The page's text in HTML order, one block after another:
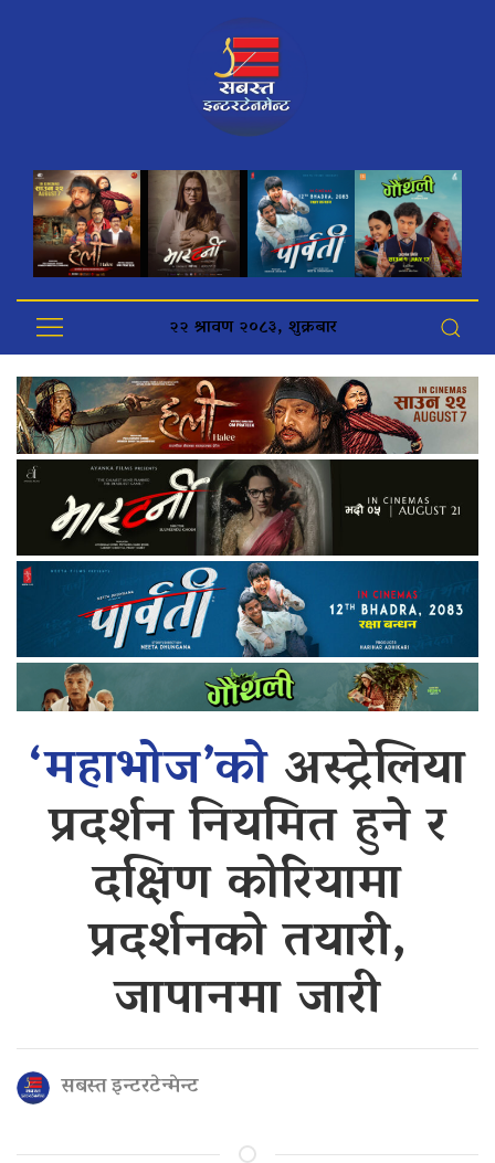
२२ श्रावण २०८३, शुक्रबार
‘महाभोज’कोअस्ट्रेलिया
प्रदर्शन नियमित हुने र
दक्षिण कोरियामा
प्रदर्शनको तयारी,
जापानमा जारी
सबस्त इन्टरटेन्मेन्ट